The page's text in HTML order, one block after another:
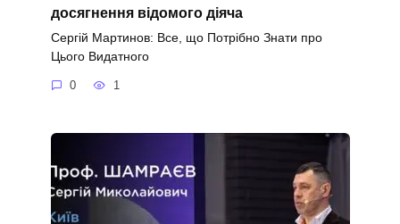
досягнення відомого діяча
Сергій Мартинов: Все, що Потрібно Знати про
Цього Видатного
0 1